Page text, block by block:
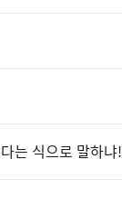
는 식으로 말하냐!